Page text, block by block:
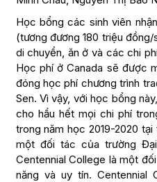
Học bổng các sinh viên
(tương đương 180 triệu
di chuyển, ăn ở và các chi
Học phí ở Canada sẽ được
đóng học phí chương trình
Sen. Vì vậy, với học bổng
cho hầu hết mọi chi phí
trong năm học 2019-2020
một đối tác của trường
Centennial College là một
năng và uy tín.